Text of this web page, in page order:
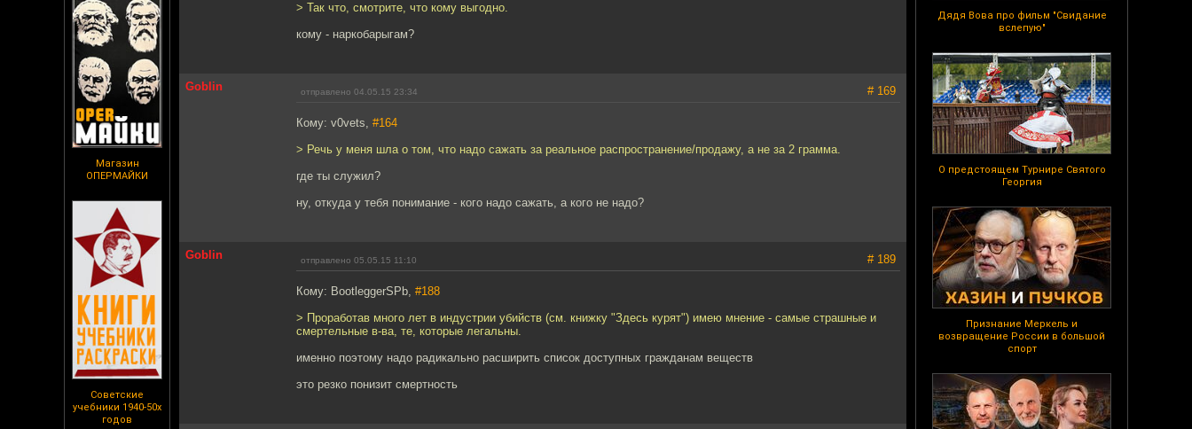
Магазин
ОПЕРМАЙКИ
Советские
учебники 1940-50х
годов
Дядя Вова про фильм "Свидание
вслепую"
О предстоящем Турнире Святого
Георгия
Признание Меркель и
возвращение России в большой
спорт
> Так что, смотрите, что кому выгодно.
кому - наркобарыгам?
Goblin отправлено 04.05.15 23:34 # 169
Кому: v0vets, #164
> Речь у меня шла о том, что надо сажать за реальное распространение/продажу, а не за 2 грамма.
где ты служил?
ну, откуда у тебя понимание - кого надо сажать, а кого не надо?
Goblin отправлено 05.05.15 11:10 # 189
Кому: BootleggerSPb, #188
> Проработав много лет в индустрии убийств (см. книжку "Здесь курят") имею мнение - самые страшные и
смертельные в-ва, те, которые легальны.
именно поэтому надо радикально расширить список доступных гражданам веществ
это резко понизит смертность